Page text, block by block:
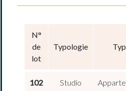
N°
de
lot
Typologie
102 Studio